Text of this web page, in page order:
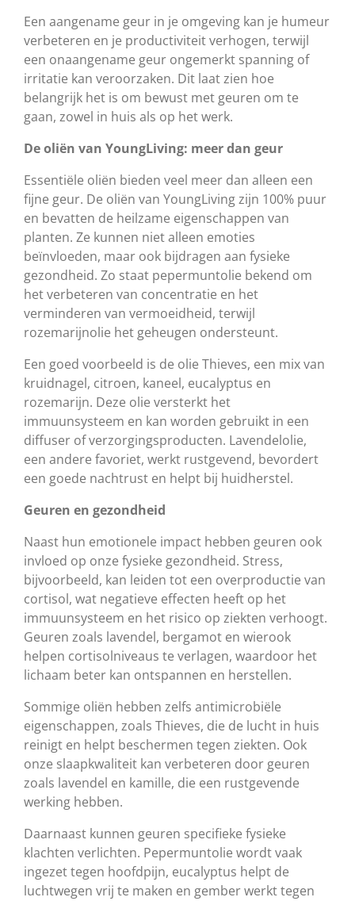
Een aangename geur in je omgeving kan je humeur
verbeteren en je productiviteit verhogen, terwijl
een onaangename geur ongemerkt spanning of
irritatie kan veroorzaken. Dit laat zien hoe
belangrijk het is om bewust met geuren om te
gaan, zowel in huis als op het werk.
De oliën van YoungLiving: meer dan geur
Essentiële oliën bieden veel meer dan alleen een
fijne geur. De oliën van YoungLiving zijn 100% puur
en bevatten de heilzame eigenschappen van
planten. Ze kunnen niet alleen emoties
beïnvloeden, maar ook bijdragen aan fysieke
gezondheid. Zo staat pepermuntolie bekend om
het verbeteren van concentratie en het
verminderen van vermoeidheid, terwijl
rozemarijnolie het geheugen ondersteunt.
Een goed voorbeeld is de olie Thieves, een mix van
kruidnagel, citroen, kaneel, eucalyptus en
rozemarijn. Deze olie versterkt het
immuunsysteem en kan worden gebruikt in een
diffuser of verzorgingsproducten. Lavendelolie,
een andere favoriet, werkt rustgevend, bevordert
een goede nachtrust en helpt bij huidherstel.
Geuren en gezondheid
Naast hun emotionele impact hebben geuren ook
invloed op onze fysieke gezondheid. Stress,
bijvoorbeeld, kan leiden tot een overproductie van
cortisol, wat negatieve effecten heeft op het
immuunsysteem en het risico op ziekten verhoogt.
Geuren zoals lavendel, bergamot en wierook
helpen cortisolniveaus te verlagen, waardoor het
lichaam beter kan ontspannen en herstellen.
Sommige oliën hebben zelfs antimicrobiële
eigenschappen, zoals Thieves, die de lucht in huis
reinigt en helpt beschermen tegen ziekten. Ook
onze slaapkwaliteit kan verbeteren door geuren
zoals lavendel en kamille, die een rustgevende
werking hebben.
Daarnaast kunnen geuren specifieke fysieke
klachten verlichten. Pepermuntolie wordt vaak
ingezet tegen hoofdpijn, eucalyptus helpt de
luchtwegen vrij te maken en gember werkt tegen